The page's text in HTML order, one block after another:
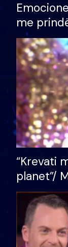
me
divorci
“Krevati
planet”/
bukura